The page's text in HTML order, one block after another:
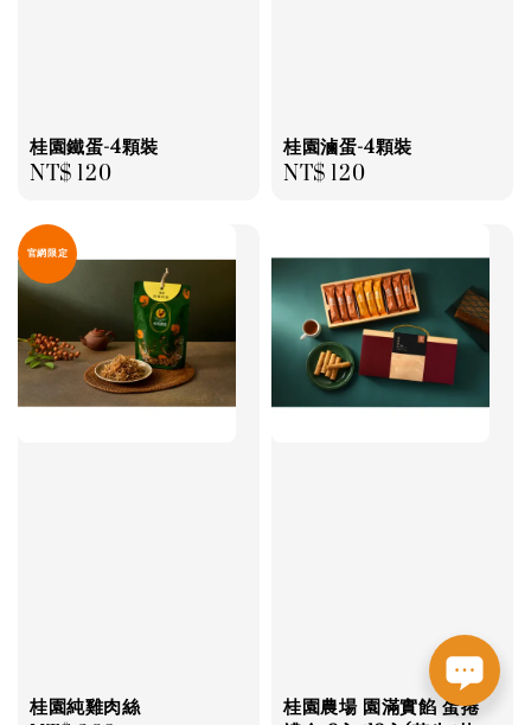
桂園鐵蛋-4顆裝
Regular
NT$ 120
桂園滷蛋-4顆裝
Regular
NT$ 120
官網限定
桂園純雞肉絲
桂園農場 園滿實餡 蛋捲